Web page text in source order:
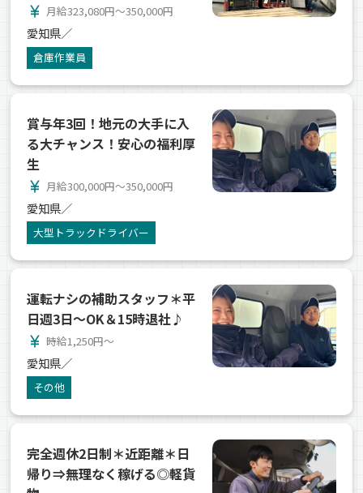
currency_yen 月給323,080円～350,000円
愛知県／
倉庫作業員
賞与年3回！地元の大手に入
る大チャンス！安心の福利厚
生
currency_yen 月給300,000円～350,000円
愛知県／
大型トラックドライバー
運転ナシの補助スタッフ＊平
日週3日～OK＆15時退社♪
currency_yen 時給1,250円～
愛知県／
その他
完全週休2日制＊近距離＊日
帰り⇒無理なく稼げる◎軽貨